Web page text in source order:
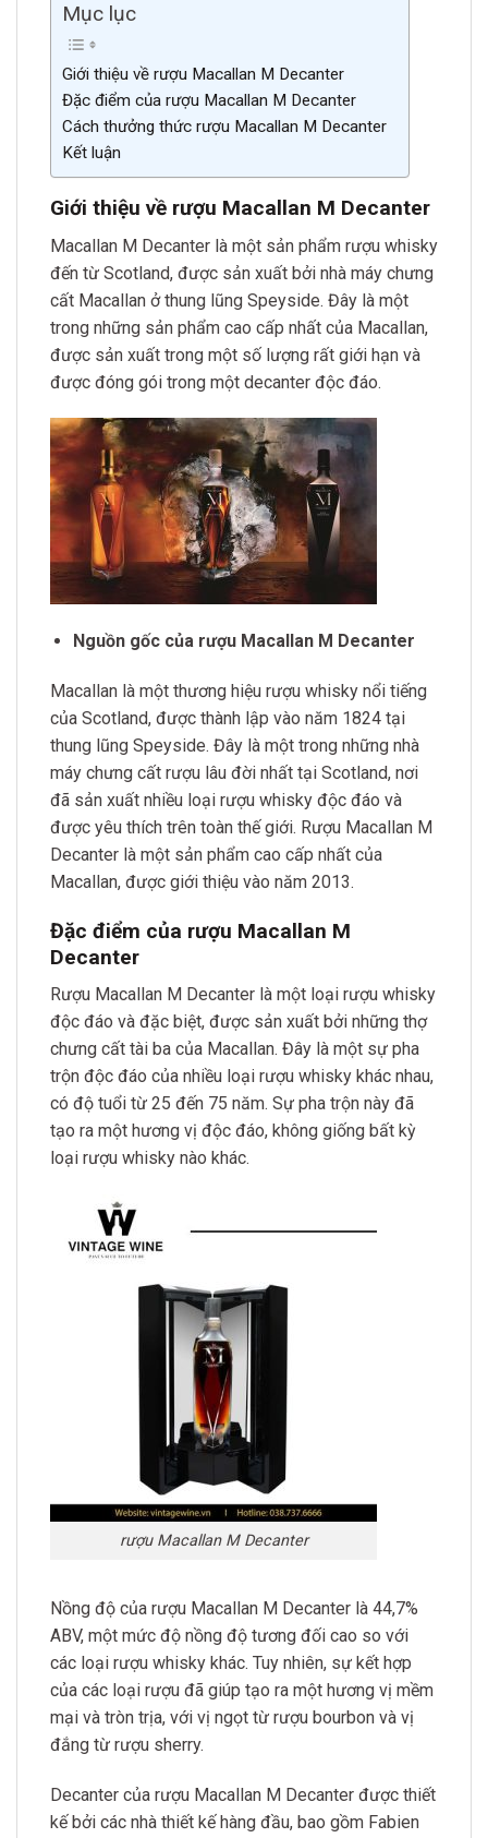
Mục lục
Giới thiệu về rượu Macallan M Decanter
Đặc điểm của rượu Macallan M Decanter
Cách thưởng thức rượu Macallan M Decanter
Kết luận
Giới thiệu về rượu Macallan M Decanter
Macallan M Decanter là một sản phẩm rượu whisky
đến từ Scotland, được sản xuất bởi nhà máy chưng
cất Macallan ở thung lũng Speyside. Đây là một
trong những sản phẩm cao cấp nhất của Macallan,
được sản xuất trong một số lượng rất giới hạn và
được đóng gói trong một decanter độc đáo.
Nguồn gốc của rượu Macallan M Decanter
Macallan là một thương hiệu rượu whisky nổi tiếng
của Scotland, được thành lập vào năm 1824 tại
thung lũng Speyside. Đây là một trong những nhà
máy chưng cất rượu lâu đời nhất tại Scotland, nơi
đã sản xuất nhiều loại rượu whisky độc đáo và
được yêu thích trên toàn thế giới. Rượu Macallan M
Decanter là một sản phẩm cao cấp nhất của
Macallan, được giới thiệu vào năm 2013.
Đặc điểm của rượu Macallan M
Decanter
Rượu Macallan M Decanter là một loại rượu whisky
độc đáo và đặc biệt, được sản xuất bởi những thợ
chưng cất tài ba của Macallan. Đây là một sự pha
trộn độc đáo của nhiều loại rượu whisky khác nhau,
có độ tuổi từ 25 đến 75 năm. Sự pha trộn này đã
tạo ra một hương vị độc đáo, không giống bất kỳ
loại rượu whisky nào khác.
rượu Macallan M Decanter
Nồng độ của rượu Macallan M Decanter là 44,7%
ABV, một mức độ nồng độ tương đối cao so với
các loại rượu whisky khác. Tuy nhiên, sự kết hợp
của các loại rượu đã giúp tạo ra một hương vị mềm
mại và tròn trịa, với vị ngọt từ rượu bourbon và vị
đắng từ rượu sherry.
Decanter của rượu Macallan M Decanter được thiết
kế bởi các nhà thiết kế hàng đầu, bao gồm Fabien